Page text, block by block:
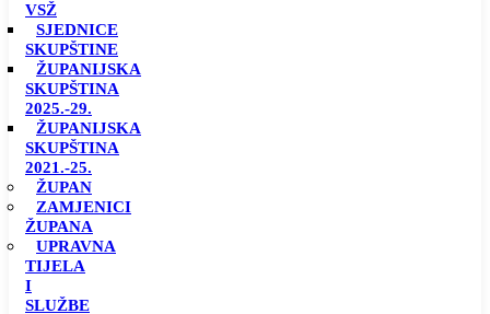
VSŽ
SJEDNICE
SKUPŠTINE
ŽUPANIJSKA
SKUPŠTINA
2025.-29.
ŽUPANIJSKA
SKUPŠTINA
2021.-25.
ŽUPAN
ZAMJENICI
ŽUPANA
UPRAVNA
TIJELA
I
SLUŽBE